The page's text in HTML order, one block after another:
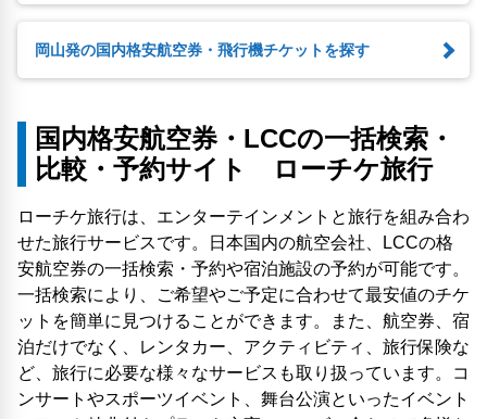
岡山発の国内格安航空券・飛行機チケットを探す
国内格安航空券・LCCの一括検索・
比較・予約サイト ローチケ旅行
ローチケ旅行は、エンターテインメントと旅行を組み合わ
せた旅行サービスです。日本国内の航空会社、LCCの格
安航空券の一括検索・予約や宿泊施設の予約が可能です。
一括検索により、ご希望やご予定に合わせて最安値のチケ
ットを簡単に見つけることができます。また、航空券、宿
泊だけでなく、レンタカー、アクティビティ、旅行保険な
ど、旅行に必要な様々なサービスも取り扱っています。コ
ンサートやスポーツイベント、舞台公演といったイベント